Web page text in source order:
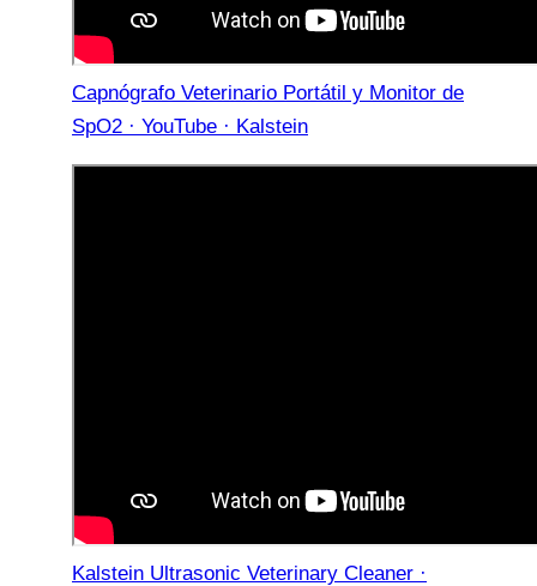
Capnógrafo Veterinario Portátil y Monitor de
SpO2 · YouTube · Kalstein
Kalstein Ultrasonic Veterinary Cleaner ·